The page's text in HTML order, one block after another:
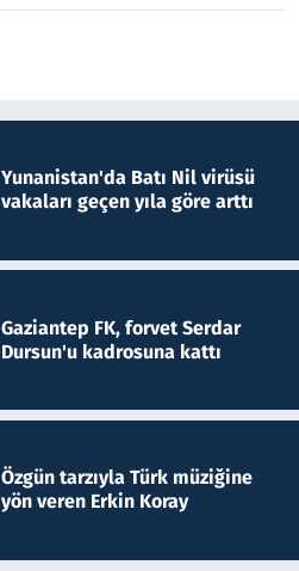
Yunanistan'da Batı Nil virüsü
vakaları geçen yıla göre arttı
Gaziantep FK, forvet Serdar
Dursun'u kadrosuna kattı
Özgün tarzıyla Türk müziğine
yön veren Erkin Koray